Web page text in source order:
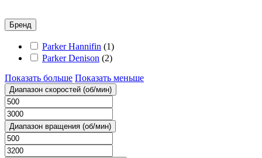
Бренд
Parker Hannifin (1)
Parker Denison (2)
Показать больше Показать меньше
Диапазон скоростей (об/мин)
Диапазон вращения (об/мин)